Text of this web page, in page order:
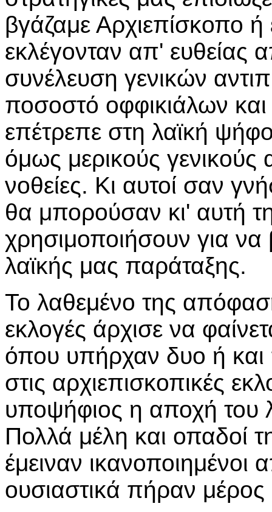
βγάζαμε Αρχιεπίσκοπο ή
εκλέγονταν απ' ευθείας
συνέλευση γενικών
ποσοστό οφφικιάλων και
επέτρεπε στη λαϊκή
όμως μερικούς
νοθείες. Κι αυτοί σαν
θα μπορούσαν κι' αυτή
χρησιμοποιήσουν για
λαϊκής μας παράταξης.
Το λαθεμένο της
εκλογές άρχισε να
όπου υπήρχαν δυο ή και
στις αρχιεπισκοπικές
υποψήφιος η αποχή του
Πολλά μέλη και οπαδοί
έμειναν
ουσιαστικά πήραν μέρος